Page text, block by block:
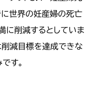
世界の妊産婦の死亡
削減するとしていま
削減目標を達成できな
す。